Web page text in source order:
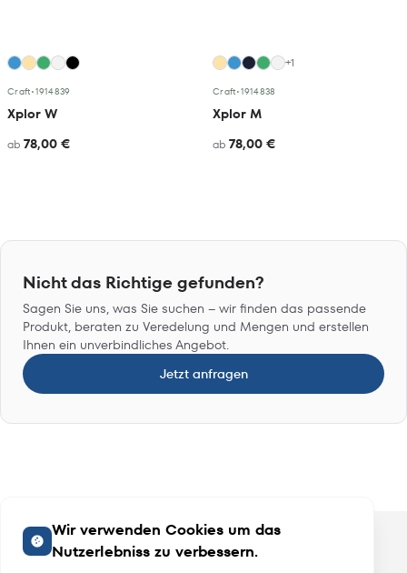
Craft•1914839
Xplor W
ab 78,00 €
+1
Craft•1914838
Xplor M
ab 78,00 €
Nicht das Richtige gefunden?
Sagen Sie uns, was Sie suchen – wir finden das passende
Produkt, beraten zu Veredelung und Mengen und erstellen
Ihnen ein unverbindliches Angebot.
Jetzt anfragen
Wir verwenden Cookies um das
Nutzerlebniss zu verbessern.